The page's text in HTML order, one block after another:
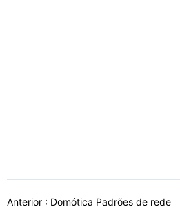
Anterior : Domótica Padrões de rede